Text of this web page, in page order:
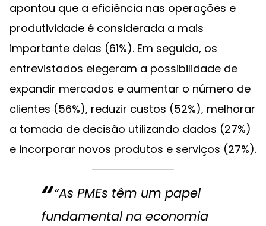
apontou que a eficiência nas operações e
produtividade é considerada a mais
importante delas (61%). Em seguida, os
entrevistados elegeram a possibilidade de
expandir mercados e aumentar o número de
clientes (56%), reduzir custos (52%), melhorar
a tomada de decisão utilizando dados (27%)
e incorporar novos produtos e serviços (27%).
“As PMEs têm um papel
fundamental na economia